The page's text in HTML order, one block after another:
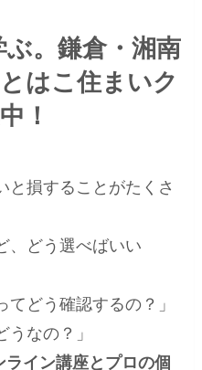
ぶ。鎌倉・湘南
はこ住まいク
！
と損することがたくさ
、どう選べばいい
てどう確認するの？」
うなの？」
ライン講座とプロの個